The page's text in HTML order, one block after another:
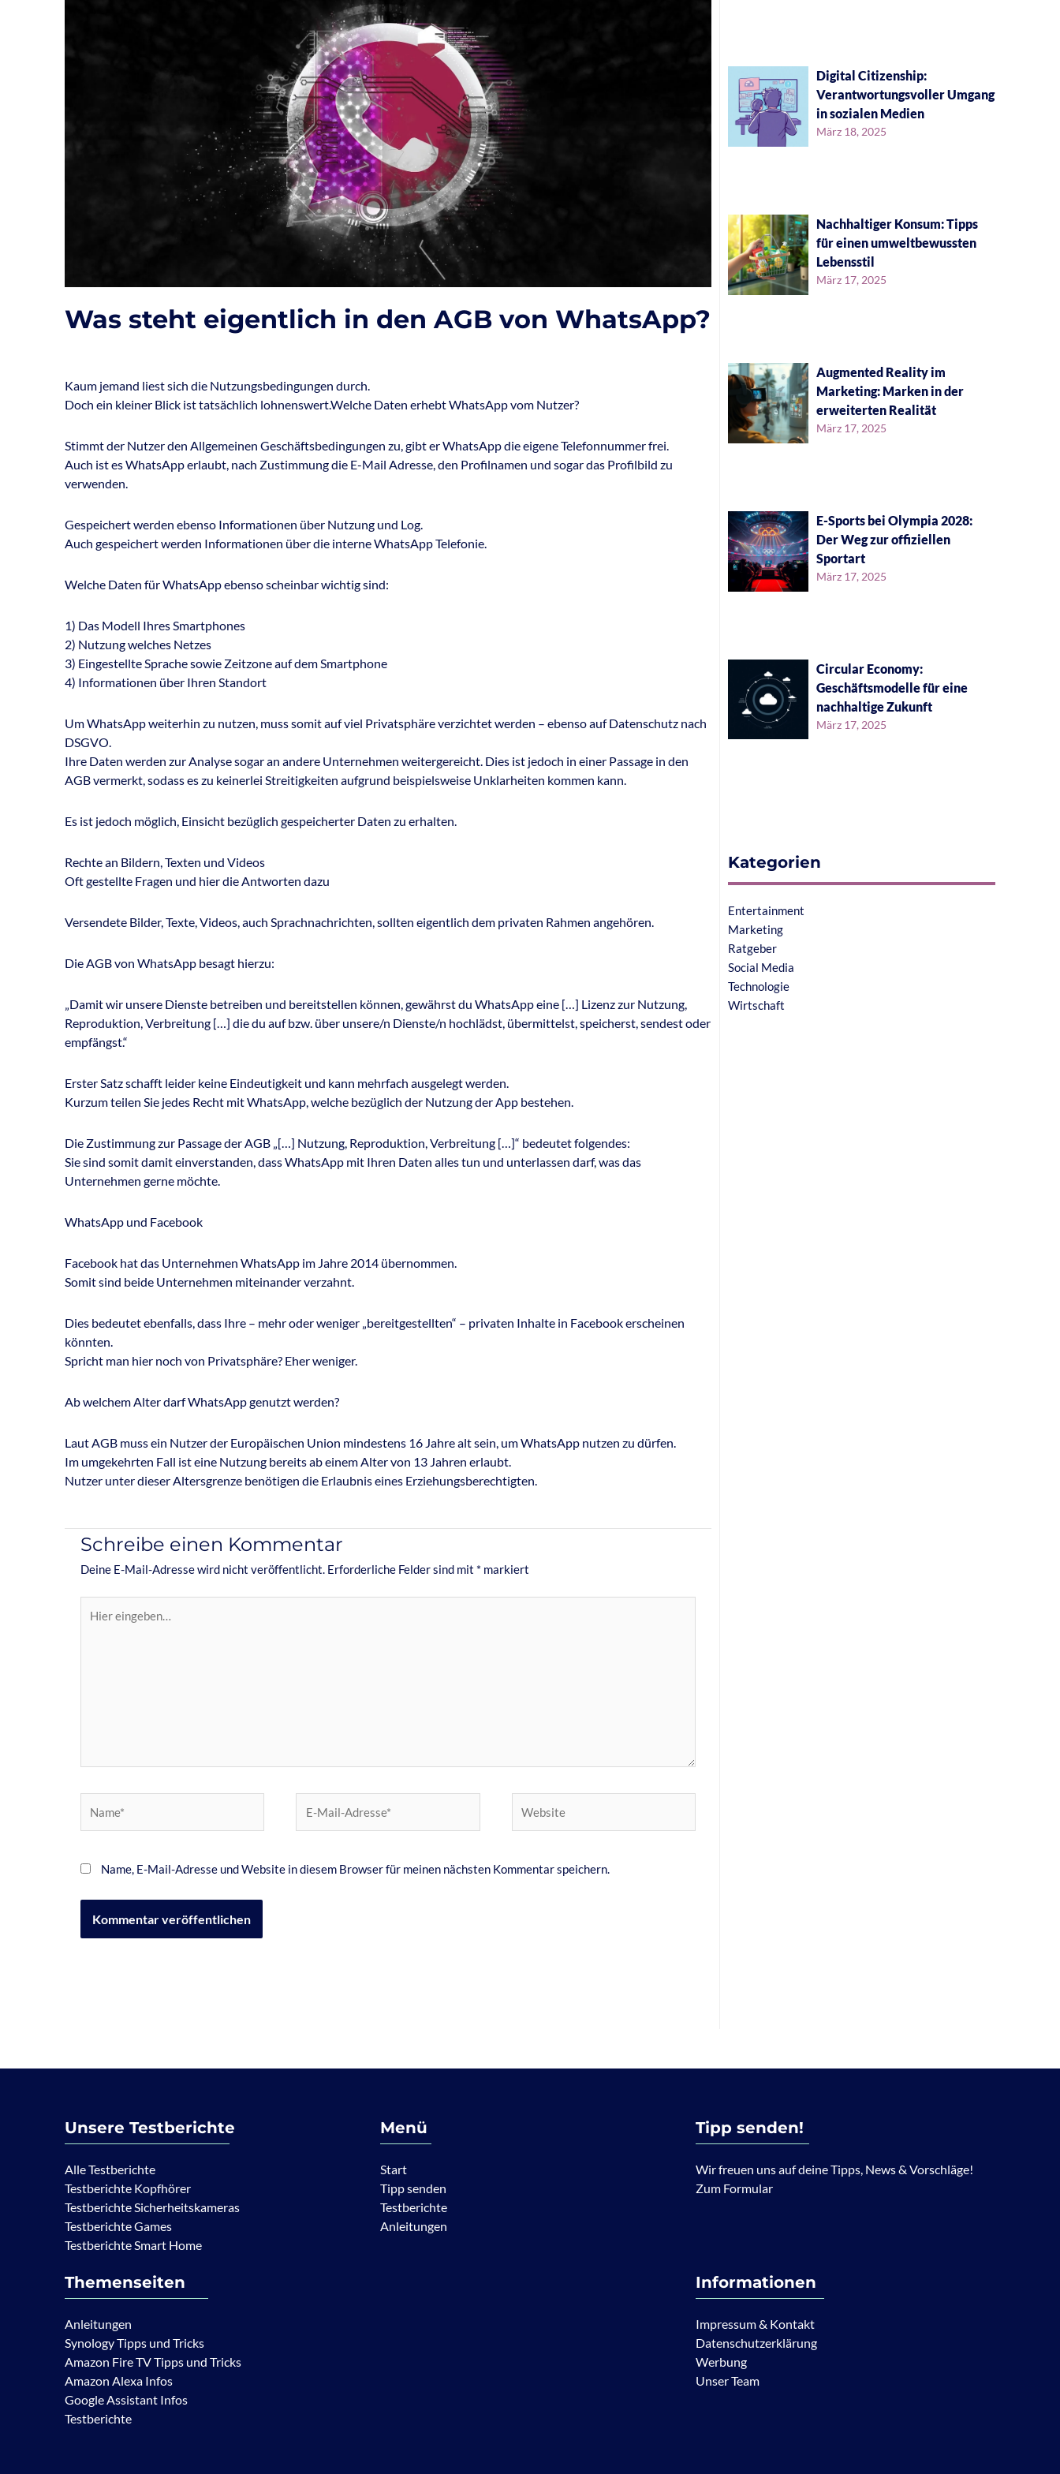
Was steht eigentlich in den AGB von WhatsApp?
Kaum jemand liest sich die Nutzungsbedingungen durch.
Doch ein kleiner Blick ist tatsächlich lohnenswert.Welche Daten erhebt WhatsApp vom Nutzer?
Stimmt der Nutzer den Allgemeinen Geschäftsbedingungen zu, gibt er WhatsApp die eigene Telefonnummer frei.
Auch ist es WhatsApp erlaubt, nach Zustimmung die E-Mail Adresse, den Profilnamen und sogar das Profilbild zu
verwenden.
Gespeichert werden ebenso Informationen über Nutzung und Log.
Auch gespeichert werden Informationen über die interne WhatsApp Telefonie.
Welche Daten für WhatsApp ebenso scheinbar wichtig sind:
1) Das Modell Ihres Smartphones
2) Nutzung welches Netzes
3) Eingestellte Sprache sowie Zeitzone auf dem Smartphone
4) Informationen über Ihren Standort
Um WhatsApp weiterhin zu nutzen, muss somit auf viel Privatsphäre verzichtet werden – ebenso auf Datenschutz nach
DSGVO.
Ihre Daten werden zur Analyse sogar an andere Unternehmen weitergereicht. Dies ist jedoch in einer Passage in den
AGB vermerkt, sodass es zu keinerlei Streitigkeiten aufgrund beispielsweise Unklarheiten kommen kann.
Es ist jedoch möglich, Einsicht bezüglich gespeicherter Daten zu erhalten.
Rechte an Bildern, Texten und Videos
Oft gestellte Fragen und hier die Antworten dazu
Versendete Bilder, Texte, Videos, auch Sprachnachrichten, sollten eigentlich dem privaten Rahmen angehören.
Die AGB von WhatsApp besagt hierzu:
„Damit wir unsere Dienste betreiben und bereitstellen können, gewährst du WhatsApp eine […] Lizenz zur Nutzung,
Reproduktion, Verbreitung […] die du auf bzw. über unsere/n Dienste/n hochlädst, übermittelst, speicherst, sendest oder
empfängst.“
Erster Satz schafft leider keine Eindeutigkeit und kann mehrfach ausgelegt werden.
Kurzum teilen Sie jedes Recht mit WhatsApp, welche bezüglich der Nutzung der App bestehen.
Die Zustimmung zur Passage der AGB „[…] Nutzung, Reproduktion, Verbreitung […]“ bedeutet folgendes:
Sie sind somit damit einverstanden, dass WhatsApp mit Ihren Daten alles tun und unterlassen darf, was das
Unternehmen gerne möchte.
WhatsApp und Facebook
Facebook hat das Unternehmen WhatsApp im Jahre 2014 übernommen.
Somit sind beide Unternehmen miteinander verzahnt.
Dies bedeutet ebenfalls, dass Ihre – mehr oder weniger „bereitgestellten“ – privaten Inhalte in Facebook erscheinen
könnten.
Spricht man hier noch von Privatsphäre? Eher weniger.
Ab welchem Alter darf WhatsApp genutzt werden?
Laut AGB muss ein Nutzer der Europäischen Union mindestens 16 Jahre alt sein, um WhatsApp nutzen zu dürfen.
Im umgekehrten Fall ist eine Nutzung bereits ab einem Alter von 13 Jahren erlaubt.
Nutzer unter dieser Altersgrenze benötigen die Erlaubnis eines Erziehungsberechtigten.
Schreibe einen Kommentar
Deine E-Mail-Adresse wird nicht veröffentlicht. Erforderliche Felder sind mit * markiert
eingeben…
Mail-
Name, E-Mail-Adresse und Website in diesem Browser für meinen nächsten Kommentar speichern.
Digital Citizenship:
Verantwortungsvoller Umgang
in sozialen Medien
März 18, 2025
Nachhaltiger Konsum: Tipps
für einen umweltbewussten
Lebensstil
März 17, 2025
Augmented Reality im
Marketing: Marken in der
erweiterten Realität
März 17, 2025
E-Sports bei Olympia 2028:
Der Weg zur offiziellen
Sportart
März 17, 2025
Circular Economy:
Geschäftsmodelle für eine
nachhaltige Zukunft
März 17, 2025
Kategorien
Entertainment
Marketing
Ratgeber
Social Media
Technologie
Wirtschaft
Unsere Testberichte
Alle Testberichte
Testberichte Kopfhörer
Testberichte Sicherheitskameras
Testberichte Games
Testberichte Smart Home
Menü
Start
Tipp senden
Testberichte
Anleitungen
Tipp senden!
Wir freuen uns auf deine Tipps, News & Vorschläge!
Zum Formular
Themenseiten
Anleitungen
Synology Tipps und Tricks
Amazon Fire TV Tipps und Tricks
Amazon Alexa Infos
Google Assistant Infos
Testberichte
Informationen
Impressum & Kontakt
Datenschutzerklärung
Werbung
Unser Team